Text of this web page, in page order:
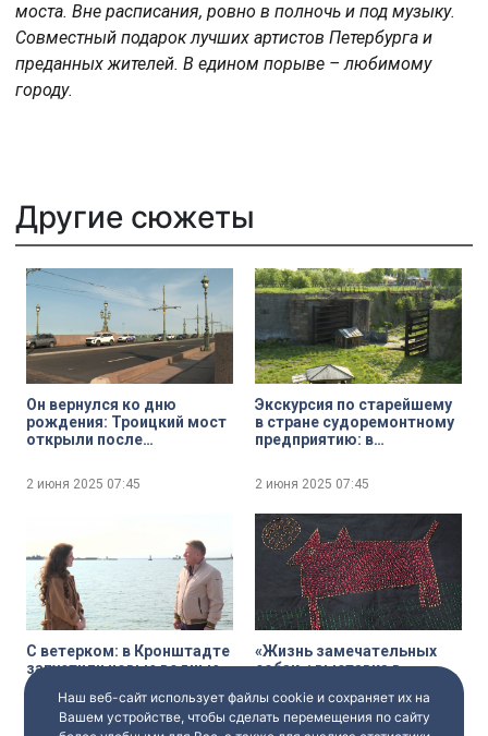
моста. Вне расписания, ровно в полночь и под музыку.
Совместный подарок лучших артистов Петербурга и
преданных жителей. В едином порыве – любимому
городу.
Другие сюжеты
Он вернулся ко дню
рождения: Троицкий мост
открыли после
на четыре месяца раньше
срока
2 июня 2025 07:45
Экскурсия по старейшему
в стране судоремонтному
предприятию: в
на территорию
«Петровского дока»
2 июня 2025 07:45
С ветерком: в Кронштадте
запустили новые водные
маршруты между
«Островом фортов»,
фортом Константин и
2 июня 2025 07:45
«Жизнь замечательных
собак»: выставка в
заставляет задуматься
2 июня 2025
Наш веб-сайт использует файлы cookie и сохраняет их на
Вашем устройстве, чтобы сделать перемещения по сайту